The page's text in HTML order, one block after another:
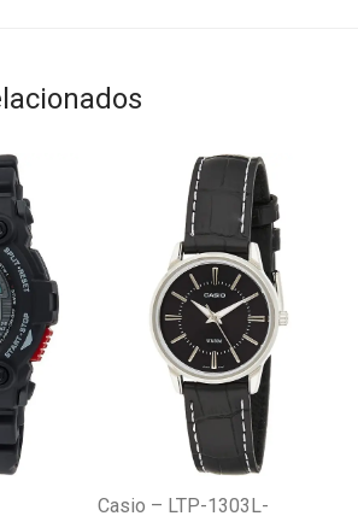
Casio – LTP-1303L-